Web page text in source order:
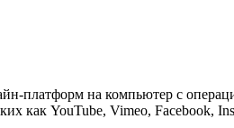
платформ на компьютер с
как YouTube, Vimeo, Facebook,